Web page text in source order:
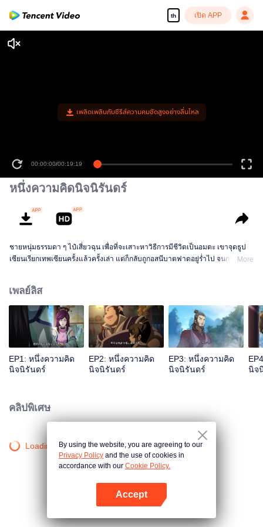
th เปิด APP
เพลิดเพลินกับซีรีส์ความคมชัดสูงอย่างลื่นไหล
00:00:00/00:19:19
หนึ่งความคิดนิจนิรันดร์
ชายหนุ่มธรรมดา ๆ ไป๋เสี่ยวฉุน เพื่อที่จะเสาะหาวิธีการมีชีวิตเป็นอมตะ เขาจุดธูป
เซียนเรียกเทพเซียนครั้งแล้วครั้งเล่า แต่ก็กลับถูกอสนีบาตฟาดอยู่ร่ำไป จนกระทั่งMore
เพลย์ลิส
EP1: หนึ่งความคิด
นิจนิรันดร์
EP2: หนึ่งความคิด
นิจนิรันดร์
EP3: หนึ่งความคิด
นิจนิรันดร์
นิจ
คลิปพิเศษ
Loading…By using the website, you are agreeing to our
Privacy Policy and the use of cookies in
accordance with our Cookie Policy.
Accept